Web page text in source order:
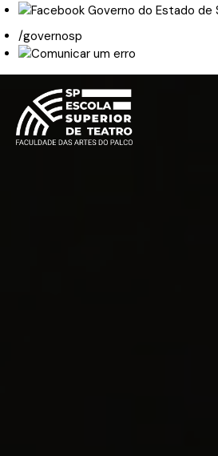
/governosp